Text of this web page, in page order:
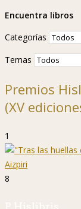
Encuentra libros
Categorías
Temas
Premios
(XV
1
8